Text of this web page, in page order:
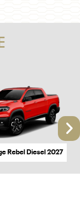
Rebel Diesel 2027